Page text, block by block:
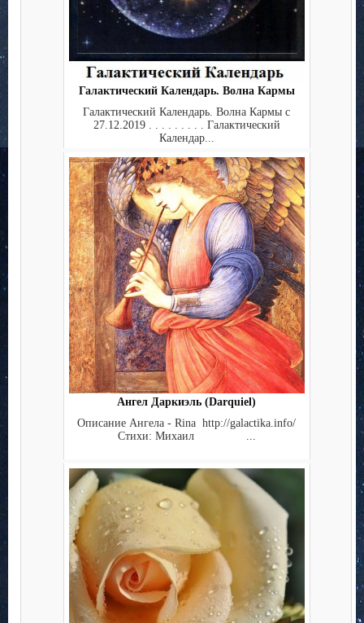
Галактический Календарь. Волна Кармы
Галактический Календарь. Волна Кармы с
27.12.2019 . . . . . . . . . Галактический
Календар...
Ангел Даркиэль (Darquiel)
Описание Ангела - Rina http://galactika.info/
Стихи: Михаил ...